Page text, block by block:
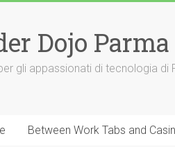
Dojo Parma
gli appassionati di tecnologia di
Between Work Tabs and